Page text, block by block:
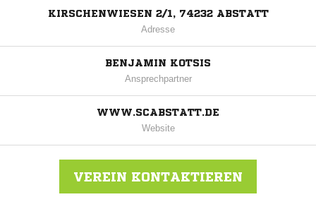
KIRSCHENWIESEN 2/1, 74232 ABSTATT
Adresse
BENJAMIN KOTSIS
Ansprechpartner
WWW.SCABSTATT.DE
Website
VEREIN KONTAKTIEREN